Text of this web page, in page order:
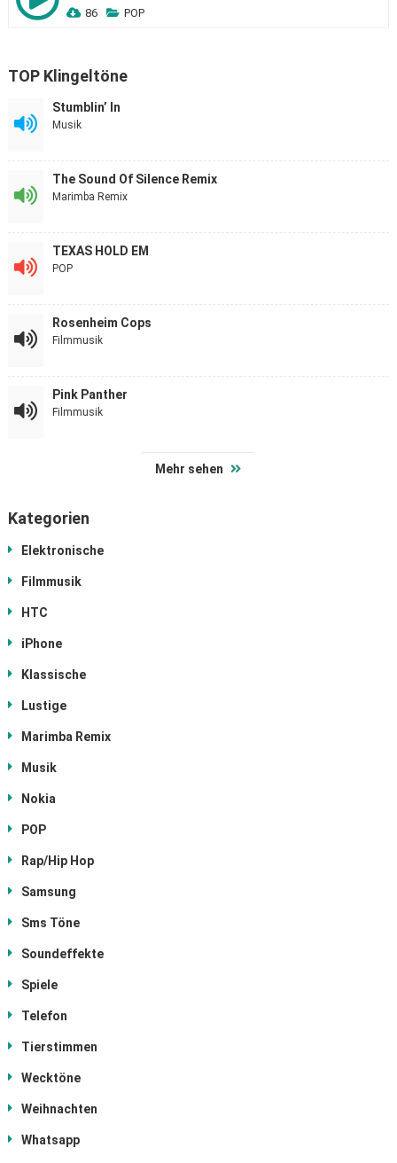
86 POP
TOP Klingeltöne
Stumblin’ In
Musik
The Sound Of Silence Remix
Marimba Remix
TEXAS HOLD EM
POP
Rosenheim Cops
Filmmusik
Pink Panther
Filmmusik
Mehr sehen
Kategorien
Elektronische
Filmmusik
HTC
iPhone
Klassische
Lustige
Marimba Remix
Musik
Nokia
POP
Rap/Hip Hop
Samsung
Sms Töne
Soundeffekte
Spiele
Telefon
Tierstimmen
Wecktöne
Weihnachten
Whatsapp